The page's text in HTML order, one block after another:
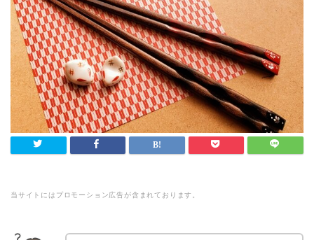
当サイトにはプロモーション広告が含まれております。